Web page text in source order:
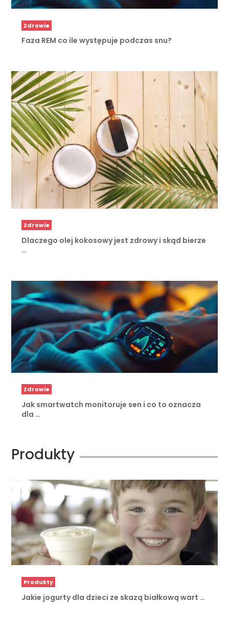
Zdrowie
Faza REM co ile występuje podczas snu?
Zdrowie
Dlaczego olej kokosowy jest zdrowy i skąd bierze
…
Zdrowie
Jak smartwatch monitoruje sen i co to oznacza
dla …
Produkty
Produkty
Jakie jogurty dla dzieci ze skazą białkową wart …